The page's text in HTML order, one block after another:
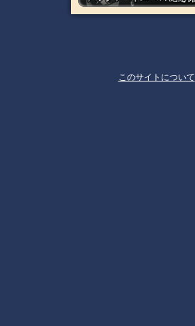
このサイトについて